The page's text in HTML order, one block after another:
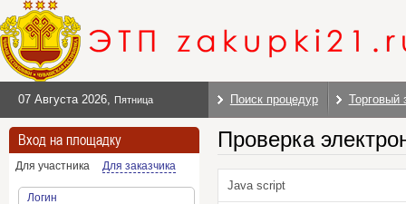
07 Августа 2026, Пятница Поиск процедур Торговый
Вход на площадку
Для участника Для заказчика
Логин
Проверка
Java script